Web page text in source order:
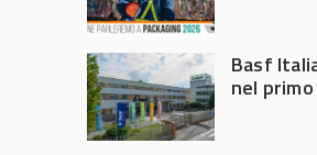
Governo
Basf
nel